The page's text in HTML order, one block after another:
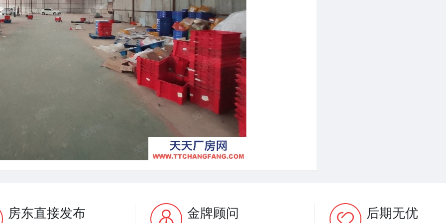
房东直接发布 金牌顾问 后期无优